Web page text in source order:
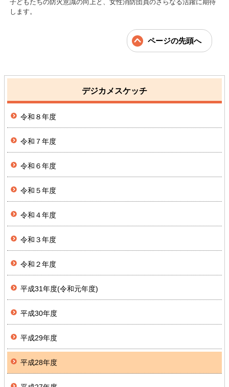
子どもたちの防火意識の向上と、女性消防団員のさらなる活躍に期待
します。
ページの先頭へ
デジカメスケッチ
令和８年度
令和７年度
令和６年度
令和５年度
令和４年度
令和３年度
令和２年度
平成31年度(令和元年度)
平成30年度
平成29年度
平成28年度